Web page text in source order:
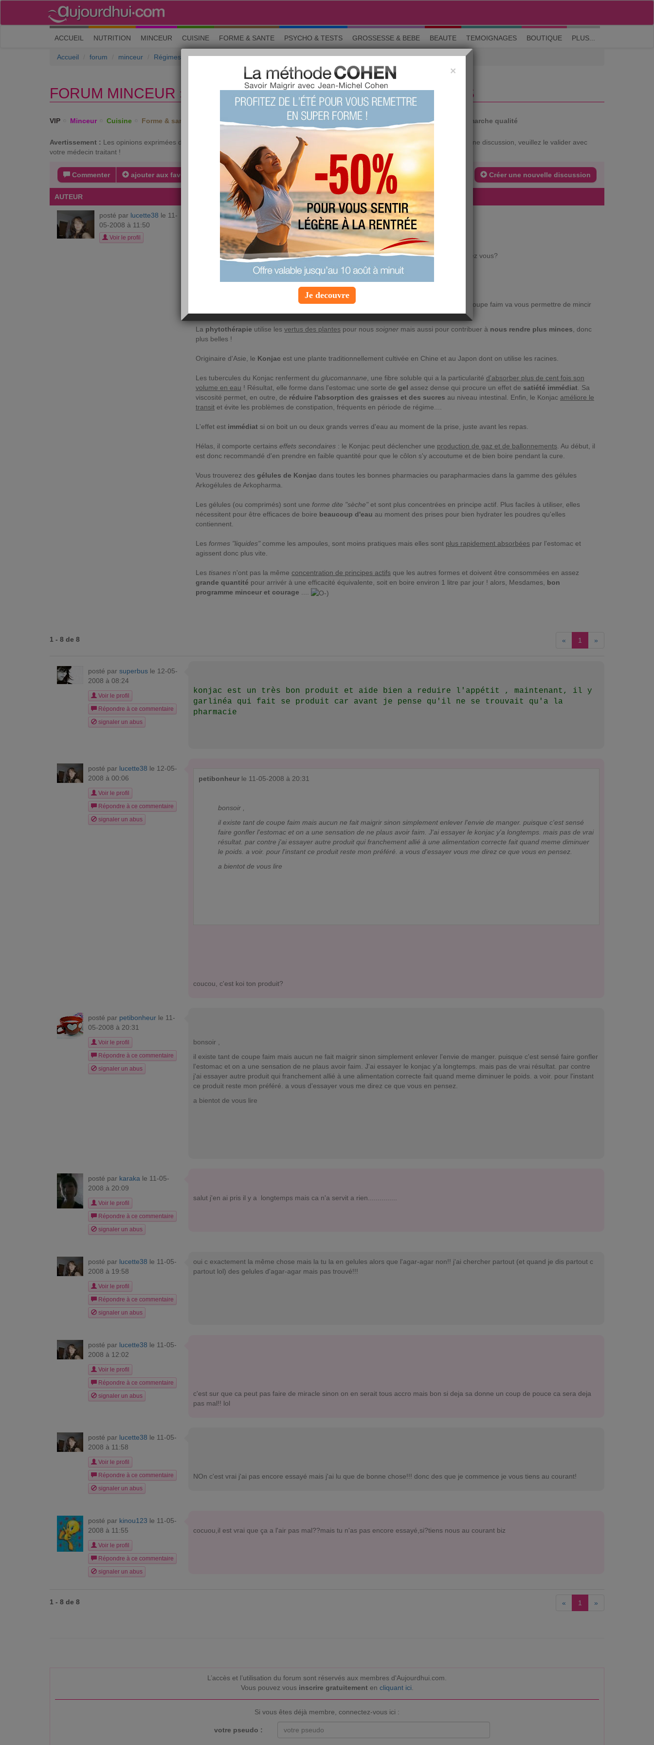
M'inscrire| Me connecter| ? Visite guidée
ACCUEIL (current)
NUTRITION MINCEUR CUISINE FORME & SANTE PSYCHO & TESTS GROSSESSE & BEBE BEAUTE TEMOIGNAGES BOUTIQUE PLUS...
Accueil forum minceur Régimes et méthodes alternatives KONJAC PLANTE MINCEUR
FORUM MINCEUR › RÉGIMES ET MÉTHODES ALTERNATIVES
VIP Minceur Cuisine Forme & santé Psycho & tests Grossesse Maman & bébé Beauté La communauté Démarche qualité
Avertissement : Les opinions exprimées dans ce forum sont celles des membres d'aujourdhui.com. Avant de suivre un conseil extrait d'une discussion, veuillez le valider avec
votre médecin traitant !
Commenter ajouter aux favoris signaler un abus Créer une nouvelle discussion
AUTEUR MESSAGE
posté par lucette38 le 11-
05-2008 à 11:50
Voir le profil
KONJAC PLANTE MINCEUR
Voici ce que j'ai pu trouver sur le konjac et sa m'a l'air d'etre pas mal!! et vous qu'en pensez vous?
La phytothérapie au service de la minceur. Le Konjac connu comme coupe faim va vous permettre de mincir
rapidement.
La phytothérapie utilise les vertus des plantes pour nous soigner mais aussi pour contribuer à nous rendre plus minces, donc
plus belles !
Originaire d'Asie, le Konjac est une plante traditionnellement cultivée en Chine et au Japon dont on utilise les racines.
Les tubercules du Konjac renferment du glucomannane, une fibre soluble qui a la particularité d'absorber plus de cent fois son
volume en eau ! Résultat, elle forme dans l'estomac une sorte de gel assez dense qui procure un effet de satiété immédiat. Sa
viscosité permet, en outre, de réduire l'absorption des graisses et des sucres au niveau intestinal. Enfin, le Konjac améliore le
transit et évite les problèmes de constipation, fréquents en période de régime....
L'effet est immédiat si on boit un ou deux grands verres d'eau au moment de la prise, juste avant les repas.
Hélas, il comporte certains effets secondaires : le Konjac peut déclencher une production de gaz et de ballonnements. Au début, il
est donc recommandé d'en prendre en faible quantité pour que le côlon s'y accoutume et de bien boire pendant la cure.
Vous trouverez des gélules de Konjac dans toutes les bonnes pharmacies ou parapharmacies dans la gamme des gélules
Arkogélules de Arkopharma.
Les gélules (ou comprimés) sont une forme dite "sèche"et sont plus concentrées en principe actif. Plus faciles à utiliser, elles
nécessitent pour être efficaces de boire beaucoup d'eau au moment des prises pour bien hydrater les poudres qu'elles
contiennent.
Les formes "liquides"comme les ampoules, sont moins pratiques mais elles sont plus rapidement absorbées par l'estomac et
agissent donc plus vite.
Les tisanes n'ont pas la même concentration de principes actifs que les autres formes et doivent être consommées en assez
grande quantité pour arrivér à une efficacité équivalente, soit en boire environ 1 litre par jour ! alors, Mesdames, bon
programme minceur et courage ....
1 - 8 de 8 « 1 »
posté par superbus le 12-05-
2008 à 08:24
Voir le profil
Répondre à ce commentaire
signaler un abus
konjac est un très bon produit et aide bien a reduire l'appétit , maintenant, il y
garlinéa qui fait se produit car avant je pense qu'il ne se trouvait qu'a la
pharmacie
posté par lucette38 le 12-05-
2008 à 00:06
Voir le profil
Répondre à ce commentaire
signaler un abus
petibonheur le 11-05-2008 à 20:31
bonsoir ,
il existe tant de coupe faim mais aucun ne fait maigrir sinon simplement enlever l'envie de manger. puisque c'est sensé
faire gonfler l'estomac et on a une sensation de ne plaus avoir faim. J'ai essayer le konjac y'a longtemps. mais pas de vrai
résultat. par contre j'ai essayer autre produit qui franchement allié à une alimentation correcte fait quand meme diminuer
le poids. a voir. pour l'instant ce produit reste mon préféré. a vous d'essayer vous me direz ce que vous en pensez.
a bientot de vous lire
coucou, c'est koi ton produit?
posté par petibonheur le 11-
05-2008 à 20:31
Voir le profil
Répondre à ce commentaire
signaler un abus
bonsoir ,
il existe tant de coupe faim mais aucun ne fait maigrir sinon simplement enlever l'envie de manger. puisque c'est sensé faire gonfler
l'estomac et on a une sensation de ne plaus avoir faim. J'ai essayer le konjac y'a longtemps. mais pas de vrai résultat. par contre
j'ai essayer autre produit qui franchement allié à une alimentation correcte fait quand meme diminuer le poids. a voir. pour l'instant
ce produit reste mon préféré. a vous d'essayer vous me direz ce que vous en pensez.
a bientot de vous lire
posté par karaka le 11-05-
2008 à 20:09
Voir le profil
Répondre à ce commentaire
signaler un abus
salut j'en ai pris il y a longtemps mais ca n'a servit a rien...............
posté par lucette38 le 11-05-
2008 à 19:58
Voir le profil
Répondre à ce commentaire
signaler un abus
oui c exactement la même chose mais la tu la en gelules alors que l'agar-agar non!! j'ai chercher partout (et quand je dis partout c
partout lol) des gelules d'agar-agar mais pas trouvé!!!
posté par lucette38 le 11-05-
2008 à 12:02
Voir le profil
Répondre à ce commentaire
signaler un abus
c'est sur que ca peut pas faire de miracle sinon on en serait tous accro mais bon si deja sa donne un coup de pouce ca sera deja
pas mal!! lol
posté par lucette38 le 11-05-
2008 à 11:58
Voir le profil
Répondre à ce commentaire
signaler un abus
NOn c'est vrai j'ai pas encore essayé mais j'ai lu que de bonne chose!!! donc des que je commence je vous tiens au courant!
posté par kinou123 le 11-05-
2008 à 11:55
Voir le profil
Répondre à ce commentaire
signaler un abus
cocuou,il est vrai que ça a l'air pas mal??mais tu n'as pas encore essayé,si?tiens nous au courant biz
1 - 8 de 8 « 1 »
L’accès et l’utilisation du forum sont réservés aux membres d'Aujourdhui.com.
Vous pouvez vous inscrire gratuitementen cliquant ici
Si vous êtes déjà membre, connectez-vous ici :
votre pseudo :
×
Je decouvre